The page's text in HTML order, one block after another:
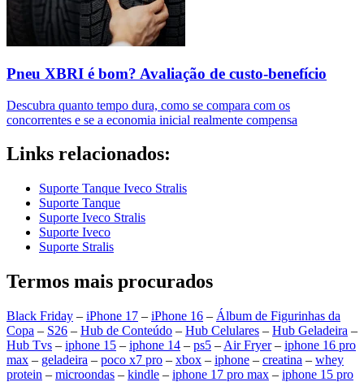
Pneu XBRI é bom? Avaliação de custo-benefício
Descubra quanto tempo dura, como se compara com os
concorrentes e se a economia inicial realmente compensa
Links relacionados:
Suporte Tanque Iveco Stralis
Suporte Tanque
Suporte Iveco Stralis
Suporte Iveco
Suporte Stralis
Termos mais procurados
Black Friday – iPhone 17 – iPhone 16 – Álbum de Figurinhas da
Copa – S26 – Hub de Conteúdo – Hub Celulares – Hub Geladeira –
Hub Tvs – iphone 15 – iphone 14 – ps5 – Air Fryer– iphone 16 pro
max – geladeira – poco x7 pro – xbox – iphone – creatina – whey
protein – microondas – kindle – iphone 17 pro max – iphone 15 pro